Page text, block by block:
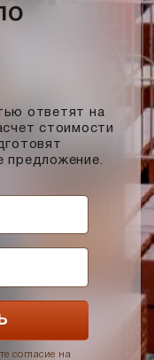
ответят на
стоимости
предложение.
согласие на